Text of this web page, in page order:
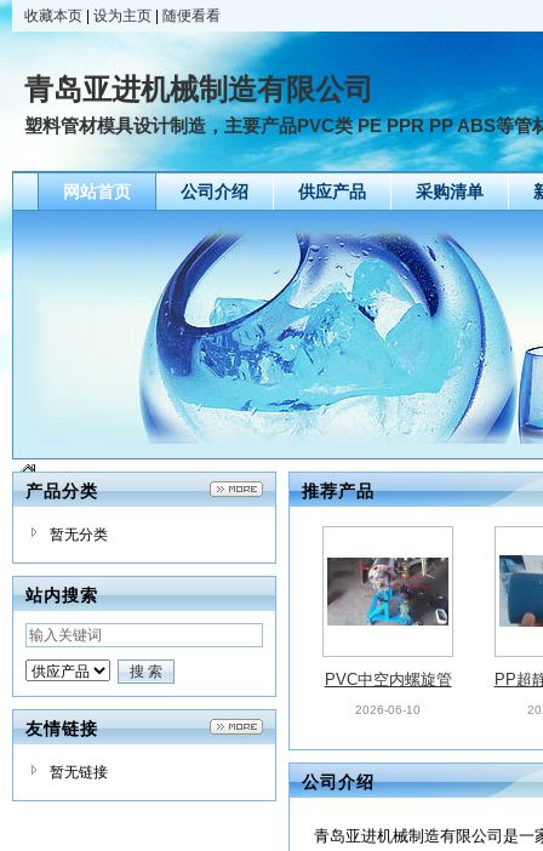
收藏本页 设为主页 随便看看
青岛亚进机械制造有限公司
塑料管材模具设计制造，主要产品PVC类 PE PPR PP ABS等管
网站首页 公司介绍 供应产品 采购清单
产品分类
暂无分类
站内搜索
友情链接
暂无链接
推荐产品
PVC中空内螺旋管
材模具
2026-06-10
PP超
材模
公司介绍
青岛亚进机械制造有限公司是一